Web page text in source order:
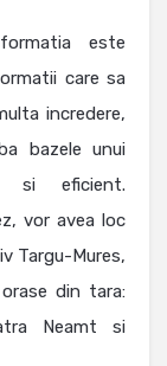
este
care sa
incredere,
bazele unui
si eficient.
vor avea loc
Targu-Mures,
din tara:
Neamt si